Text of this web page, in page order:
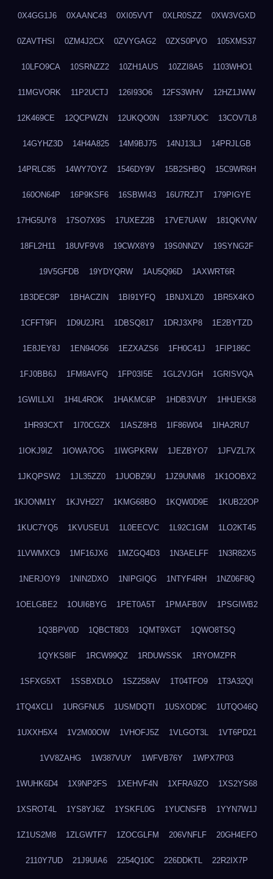
0X4GG1J6 0XAANC43 0XI05VVT 0XLR0SZZ 0XW3VGXD
0ZAVTHSI 0ZM4J2CX 0ZVYGAG2 0ZXS0PVO 105XMS37
10LFO9CA 10SRNZZ2 10ZH1AUS 10ZZI8A5 1103WHO1
11MGVORK 11P2UCTJ 126I93O6 12FS3WHV 12HZ1JWW
12K469CE 12QCPWZN 12UKQO0N 133P7UOC 13COV7L8
14GYHZ3D 14H4A825 14M9BJ75 14NJ13LJ 14PRJLGB
14PRLC85 14WY7OYZ 1546DY9V 15B2SHBQ 15C9WR6H
160ON64P 16P9KSF6 16SBWI43 16U7RZJT 179PIGYE
17HG5UY8 17SO7X9S 17UXEZ2B 17VE7UAW 181QKVNV
18FL2H11 18UVF9V8 19CWX8Y9 19S0NNZV 19SYNG2F
19V5GFDB 19YDYQRW 1AU5Q96D 1AXWRT6R
1B3DEC8P 1BHACZIN 1BI91YFQ 1BNJXLZ0 1BR5X4KO
1CFFT9FI 1D9U2JR1 1DBSQ817 1DRJ3XP8 1E2BYTZD
1E8JEY8J 1EN94O56 1EZXAZS6 1FH0C41J 1FIP186C
1FJ0BB6J 1FM8AVFQ 1FP03I5E 1GL2VJGH 1GRISVQA
1GWILLXI 1H4L4ROK 1HAKMC6P 1HDB3VUY 1HHJEK58
1HR93CXT 1I70CGZX 1IASZ8H3 1IF86W04 1IHA2RU7
1IOKJ9IZ 1IOWA7OG 1IWGPKRW 1JEZBYO7 1JFVZL7X
1JKQPSW2 1JL35ZZ0 1JUOBZ9U 1JZ9UNM8 1K1OOBX2
1KJONM1Y 1KJVH227 1KMG68BO 1KQW0D9E 1KUB22OP
1KUC7YQ5 1KVUSEU1 1L0EECVC 1L92C1GM 1LO2KT45
1LVWMXC9 1MF16JX6 1MZGQ4D3 1N3AELFF 1N3R82X5
1NERJOY9 1NIN2DXO 1NIPGIQG 1NTYF4RH 1NZ06F8Q
1OELGBE2 1OUI6BYG 1PET0A5T 1PMAFB0V 1PSGIWB2
1Q3BPV0D 1QBCT8D3 1QMT9XGT 1QWO8TSQ
1QYKS8IF 1RCW99QZ 1RDUWSSK 1RYOMZPR
1SFXG5XT 1SSBXDLO 1SZ258AV 1T04TFO9 1T3A32QI
1TQ4XCLI 1URGFNU5 1USMDQTI 1USXOD9C 1UTQO46Q
1UXXH5X4 1V2M00OW 1VHOFJ5Z 1VLGOT3L 1VT6PD21
1VV8ZAHG 1W387VUY 1WFVB76Y 1WPX7P03
1WUHK6D4 1X9NP2FS 1XEHVF4N 1XFRA9ZO 1XS2YS68
1XSROT4L 1YS8YJ6Z 1YSKFL0G 1YUCNSFB 1YYN7W1J
1Z1US2M8 1ZLGWTF7 1ZOCGLFM 206VNFLF 20GH4EFO
2110Y7UD 21J9UIA6 2254Q10C 226DDKTL 22R2IX7P